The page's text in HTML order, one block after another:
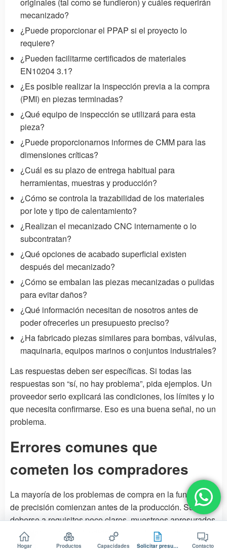
mecanizado?
¿Puede proporcionar el PPAP si el proyecto lo
requiere?
¿Pueden facilitarme certificados de materiales
EN10204 3.1?
¿Es posible realizar la inspección previa a la compra
(PMI) en piezas terminadas?
¿Qué equipo de inspección se utilizará para esta
pieza?
¿Puede proporcionarnos informes de CMM para las
dimensiones críticas?
¿Cuál es su plazo de entrega habitual para
herramientas, muestras y producción?
¿Cómo se controla la trazabilidad de los materiales
por lote y tipo de calentamiento?
¿Realizan el mecanizado CNC internamente o lo
subcontratan?
¿Qué opciones de acabado superficial existen
después del mecanizado?
¿Cómo se embalan las piezas mecanizadas o pulidas
para evitar daños?
¿Qué información necesitan de nosotros antes de
poder ofrecerles un presupuesto preciso?
¿Ha fabricado piezas similares para bombas, válvulas,
maquinaria, equipos marinos o conjuntos industriales?
Las respuestas deben ser específicas. Si todas las
respuestas son “sí, no hay problema”, pida ejemplos. Un
proveedor serio explicará las condiciones, los límites y lo
que necesita confirmarse. Eso es una buena señal, no un
problema.
Errores comunes que
cometen los compradores
La mayoría de los problemas de compra en la fundición
de precisión comienzan antes de la producción. Suelen
deberse a requisitos poco claros, muestreos apresurados
o a tratar las piezas fundidas como si fueran artículos de
catálogo.
Hogar Productos Capacidades Solicitar presupuesto Contacto